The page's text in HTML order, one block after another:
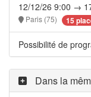
12/12/26 9:00 →
Paris (75) 15
Possibilité de
Dans la